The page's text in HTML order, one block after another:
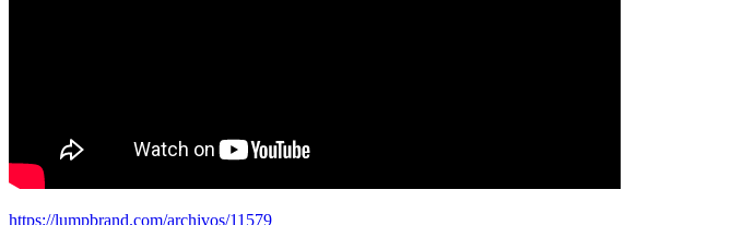
https://lumpbrand.com/archivos/11579